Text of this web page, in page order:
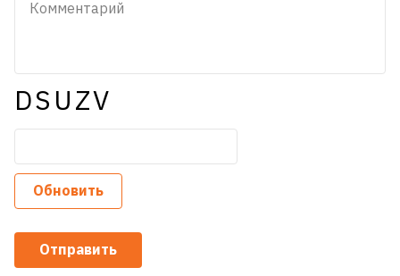
DSUZV
Обновить
Отправить